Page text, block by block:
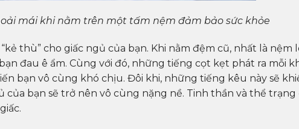
mái khi nằm trên một tấm nệm đảm bảo sức khỏe
thù” cho giấc ngủ của bạn. Khi nằm đệm cũ, nhất là nệm
đau ê ẩm. Cùng với đó, những tiếng cọt kẹt phát ra mỗi
bạn vô cùng khó chịu. Đôi khi, những tiếng kêu này sẽ
của bạn sẽ trở nên vô cùng nặng nề. Tinh thần và thể trạng